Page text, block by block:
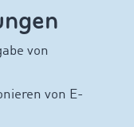
von
von E-